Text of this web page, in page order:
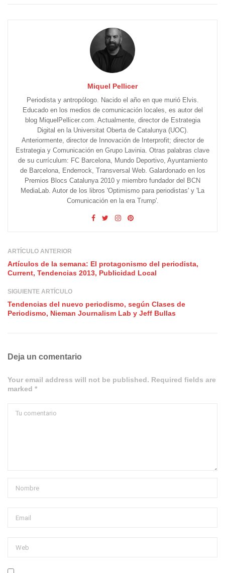
Miquel Pellicer
Periodista y antropólogo. Nacido el año en que murió Elvis.
Educado en los medios de comunicación locales, es autor del
blog MiquelPellicer.com. Actualmente, director de Estrategia
Digital en la Universitat Oberta de Catalunya (UOC).
Anteriormente, director de Innovación de Interprofit; director de
Estrategia y Comunicación en Grupo Lavinia. Otras palabras clave
de su currículum: FC Barcelona, Mundo Deportivo, Ayuntamiento
de Barcelona, Enderrock, Transversal Web. Galardonado en los
Premios Blocs Catalunya 2010 y miembro fundador del BCN
MediaLab. Autor de los libros 'Optimismo para periodistas' y 'La
Comunicación en la era Trump'.
ARTÍCULO ANTERIOR
Artículos de la semana: El protagonismo del periodista,
Current, Tendencias 2013, Publicidad Local
SIGUIENTE ARTÍCULO
Tendencias del nuevo periodismo, según Clases de
Periodismo, Nieman Journalism Lab y Jeff Bullas
Deja un comentario
Your email address will not be published. Required fields are
marked *